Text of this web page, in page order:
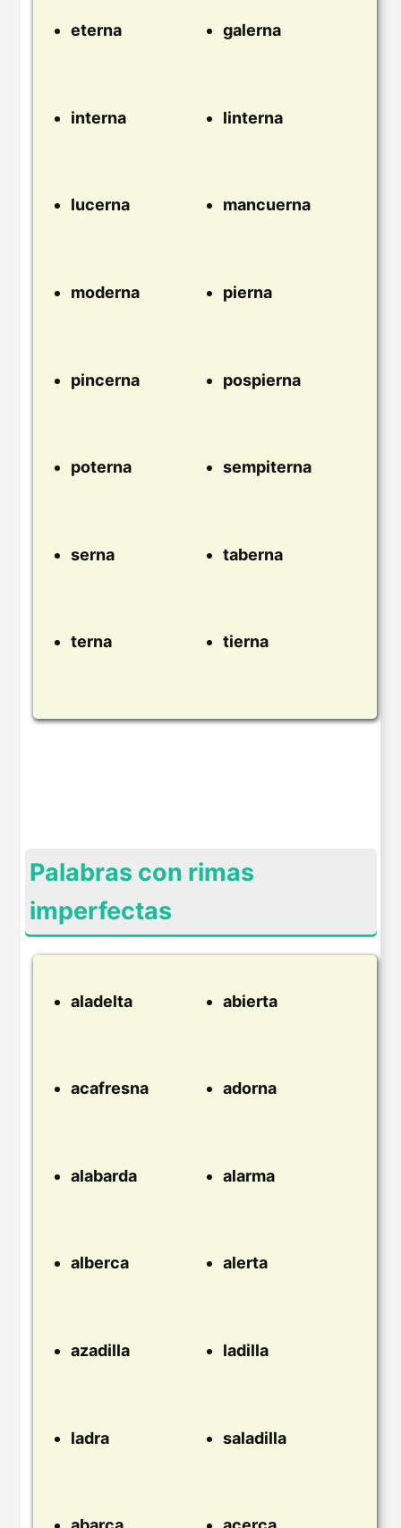
eterna galerna
interna linterna
lucerna mancuerna
moderna pierna
pincerna pospierna
poterna sempiterna
serna taberna
terna tierna
Palabras con rimas
imperfectas
aladelta abierta
acafresna adorna
alabarda alarma
alberca alerta
azadilla ladilla
ladra saladilla